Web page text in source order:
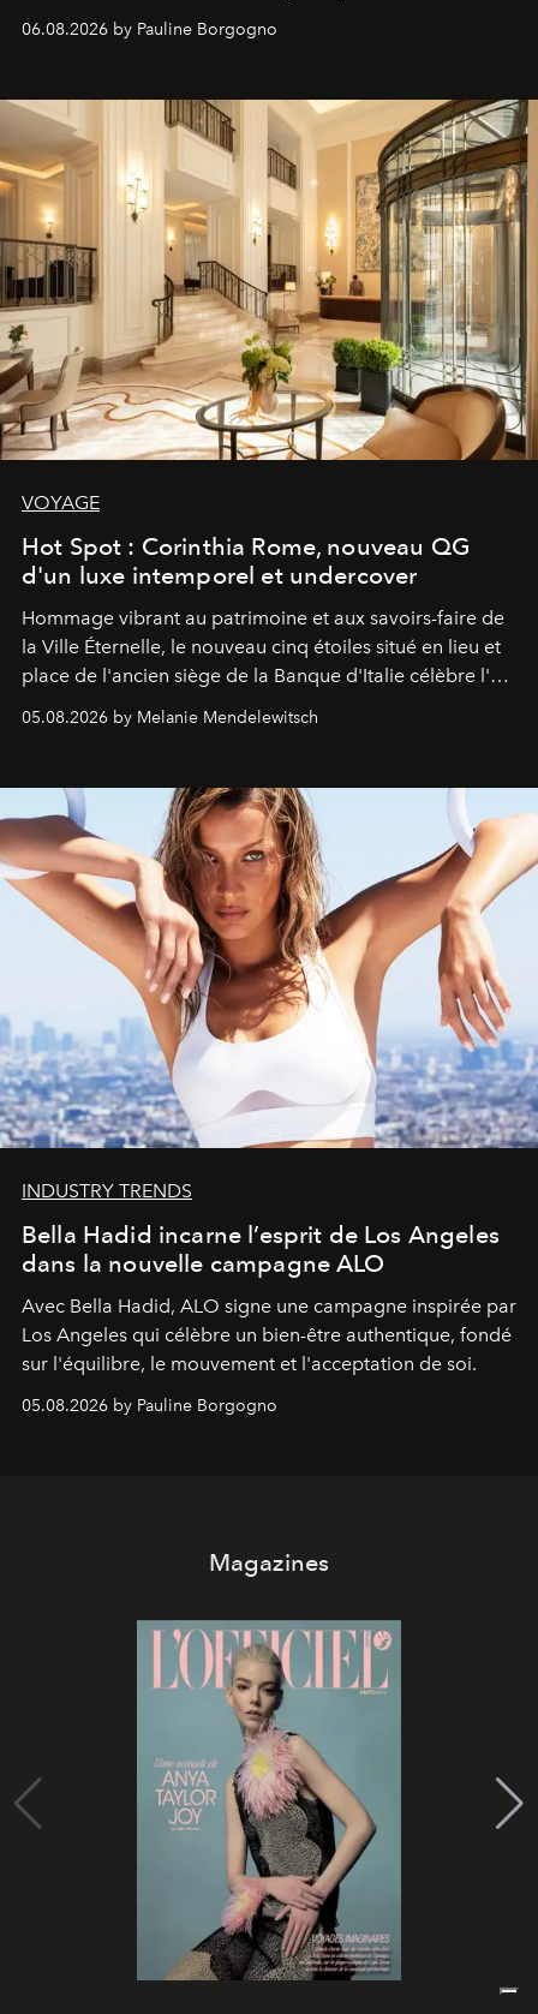
06.08.2026 by Pauline Borgogno
VOYAGE
Hot Spot : Corinthia Rome, nouveau QG
d'un luxe intemporel et undercover
Hommage vibrant au patrimoine et aux savoirs-faire de
la Ville Éternelle, le nouveau cinq étoiles situé en lieu et
place de l'ancien siège de la Banque d'Italie célèbre l'art
de vivre Romain dans toute son élégance intemporelle.
05.08.2026 by Melanie Mendelewitsch
INDUSTRY TRENDS
Bella Hadid incarne l’esprit de Los Angeles
dans la nouvelle campagne ALO
Avec Bella Hadid, ALO signe une campagne inspirée par
Los Angeles qui célèbre un bien-être authentique, fondé
sur l'équilibre, le mouvement et l'acceptation de soi.
05.08.2026 by Pauline Borgogno
Magazines